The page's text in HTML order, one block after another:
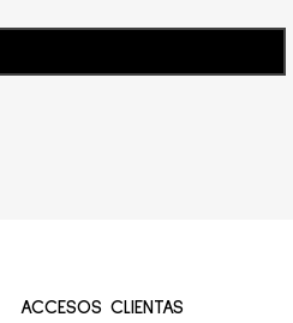
ACCESOS CLIENTAS